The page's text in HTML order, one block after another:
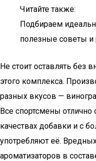
Читайте также:
Подбираем
полезные советы и
Не стоит оставлять без
этого комплекса.
разных вкусов —
Все спортсмены
качествах добавки и с
употребляют её.
ароматизаторов в